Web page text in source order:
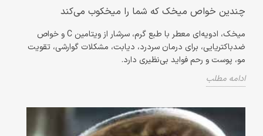
چندین خواص میخک که شما را میخکوب می‌کند
میخک، ادویه‌ای معطر با طبع گرم، سرشار از ویتامین C و خواص
ضدباکتریایی، برای درمان سردرد، دیابت، مشکلات گوارشی، تقویت
مو، پوست و رحم فواید بی‌نظیری دارد.
ادامه مطلب